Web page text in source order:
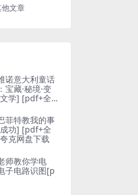
文章
诺意大利童话
宝藏·秘境·变
文学] [pdf+全
菲特教我的事
成功] [pdf+全
克网盘下载
师教你学电
子电路识图[p